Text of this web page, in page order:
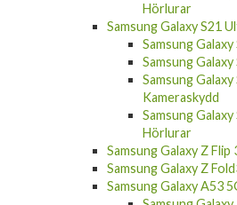
Samsung Galaxy S21
Samsung Galaxy
Samsung
Samsung Galaxy
Kameraskydd
Samsung
Hörlurar
Samsung Galaxy Z Flip 3
Samsung Galaxy Z
Samsung Galaxy A53
Samsung Galaxy